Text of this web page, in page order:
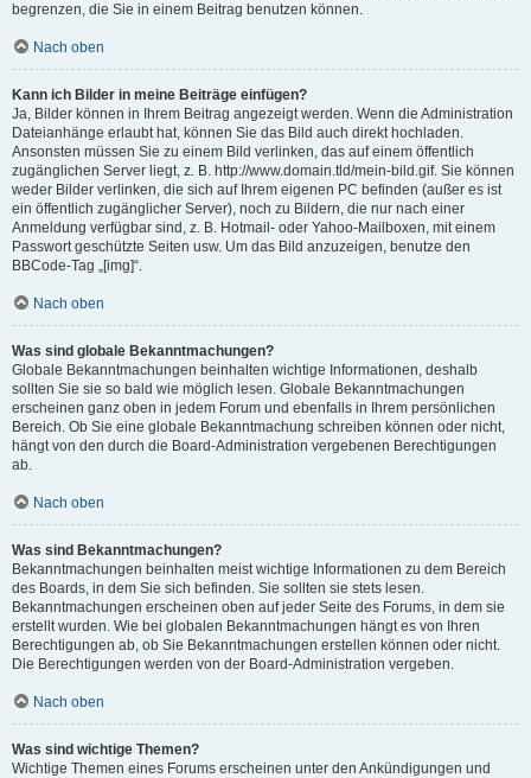
begrenzen, die Sie in einem Beitrag benutzen können.
Nach oben
Kann ich Bilder in meine Beiträge einfügen?
Ja, Bilder können in Ihrem Beitrag angezeigt werden. Wenn die Administration
Dateianhänge erlaubt hat, können Sie das Bild auch direkt hochladen.
Ansonsten müssen Sie zu einem Bild verlinken, das auf einem öffentlich
zugänglichen Server liegt, z. B. http://www.domain.tld/mein-bild.gif. Sie können
weder Bilder verlinken, die sich auf Ihrem eigenen PC befinden (außer es ist
ein öffentlich zugänglicher Server), noch zu Bildern, die nur nach einer
Anmeldung verfügbar sind, z. B. Hotmail- oder Yahoo-Mailboxen, mit einem
Passwort geschützte Seiten usw. Um das Bild anzuzeigen, benutze den
BBCode-Tag „[img]“.
Nach oben
Was sind globale Bekanntmachungen?
Globale Bekanntmachungen beinhalten wichtige Informationen, deshalb
sollten Sie sie so bald wie möglich lesen. Globale Bekanntmachungen
erscheinen ganz oben in jedem Forum und ebenfalls in Ihrem persönlichen
Bereich. Ob Sie eine globale Bekanntmachung schreiben können oder nicht,
hängt von den durch die Board-Administration vergebenen Berechtigungen
ab.
Nach oben
Was sind Bekanntmachungen?
Bekanntmachungen beinhalten meist wichtige Informationen zu dem Bereich
des Boards, in dem Sie sich befinden. Sie sollten sie stets lesen.
Bekanntmachungen erscheinen oben auf jeder Seite des Forums, in dem sie
erstellt wurden. Wie bei globalen Bekanntmachungen hängt es von Ihren
Berechtigungen ab, ob Sie Bekanntmachungen erstellen können oder nicht.
Die Berechtigungen werden von der Board-Administration vergeben.
Nach oben
Was sind wichtige Themen?
Wichtige Themen eines Forums erscheinen unter den Ankündigungen und